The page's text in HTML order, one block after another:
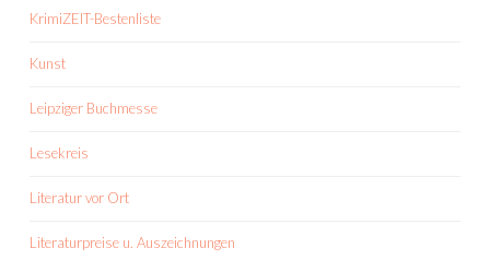
KrimiZEIT-Bestenliste
Kunst
Leipziger Buchmesse
Lesekreis
Literatur vor Ort
Literaturpreise u. Auszeichnungen